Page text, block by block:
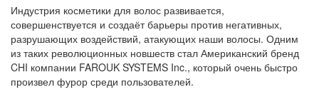
Индустрия косметики для волос развивается,
совершенствуется и создаёт барьеры против негативных,
разрушающих воздействий, атакующих наши волосы. Одним
из таких революционных новшеств стал Американский бренд
CHI компании FAROUK SYSTEMS Inc., который очень быстро
произвел фурор среди пользователей.